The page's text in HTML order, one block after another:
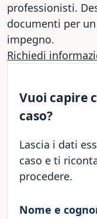
professionisti.
documenti per
impegno.
Richiedi
Vuoi capire
caso?
Lascia i dati
caso e ti
procedere.
Nome e